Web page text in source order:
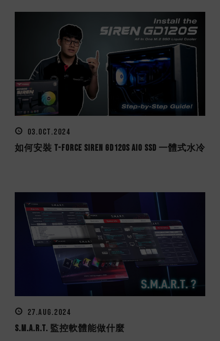
03.OCT.2024
如何安裝 T-FORCE SIREN GD120S AIO SSD 一體式水冷
27.AUG.2024
S.M.A.R.T. 監控軟體能做什麼